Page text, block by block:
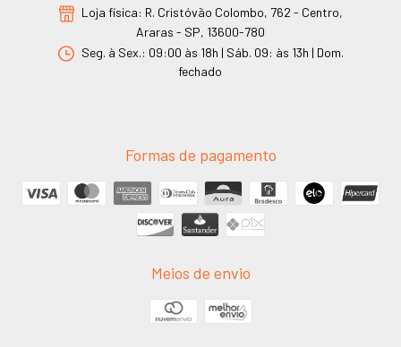
Loja física: R. Cristóvão Colombo, 762 - Centro,
Araras - SP, 13600-780
Seg. à Sex.: 09:00 às 18h | Sáb. 09: às 13h | Dom.
fechado
Formas de pagamento
Meios de envio